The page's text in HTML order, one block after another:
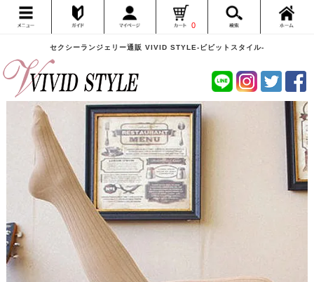
セクシーランジェリー通販 VIVID STYLE-ビビットスタイル-
0